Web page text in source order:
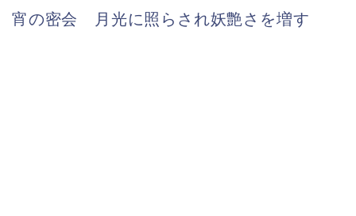
宵の密会 月光に照らされ妖艶さを増す